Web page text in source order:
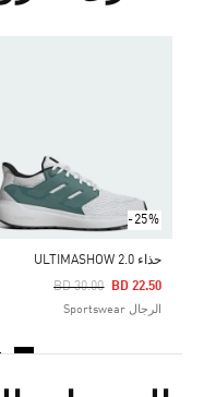
-25%
حذاء ULTIMASHOW 2.0
Reduced From
BD 30.00
To BD 22.50
الرجال Sportswear